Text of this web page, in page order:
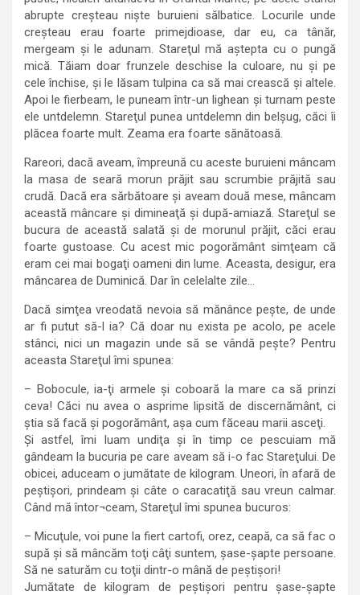
abrupte creşteau nişte buruieni sălbatice. Locurile unde
creşteau erau foarte primejdioase, dar eu, ca tânăr,
mergeam şi le adunam. Stareţul mă aştepta cu o pungă
mică. Tăiam doar frunzele deschise la culoare, nu şi pe
cele închise, şi le lăsam tulpina ca să mai crească şi altele.
Apoi le fierbeam, le puneam într-un lighean şi turnam peste
ele untdelemn. Stareţul punea untdelemn din belşug, căci îi
plăcea foarte mult. Zeama era foarte sănătoasă.
Rareori, dacă aveam, împreună cu aceste buruieni mâncam
la masa de seară morun prăjit sau scrumbie prăjită sau
crudă. Dacă era sărbătoare şi aveam două mese, mâncam
această mâncare şi dimineaţă şi după-amiază. Stareţul se
bucura de această salată şi de morunul prăjit, căci erau
foarte gustoase. Cu acest mic pogorământ simţeam că
eram cei mai bogaţi oameni din lume. Aceasta, desigur, era
mâncarea de Duminică. Dar în celelalte zile…
Dacă simţea vreodată nevoia să mănânce peşte, de unde
ar fi putut să-l ia? Că doar nu exista pe acolo, pe acele
stânci, nici un magazin unde să se vândă peşte? Pentru
aceasta Stareţul îmi spunea:
– Bobocule, ia-ţi armele şi coboară la mare ca să prinzi
ceva! Căci nu avea o asprime lipsită de discernământ, ci
ştia să facă şi pogorământ, aşa cum făceau marii asceţi.
Şi astfel, îmi luam undiţa şi în timp ce pescuiam mă
gândeam la bucuria pe care aveam să i-o fac Stareţului. De
obicei, aduceam o jumătate de kilogram. Uneori, în afară de
peştişori, prindeam şi câte o caracatiţă sau vreun calmar.
Când mă întor¬ceam, Stareţul îmi spunea bucuros:
– Micuţule, voi pune la fiert cartofi, orez, ceapă, ca să fac o
supă şi să mâncăm toţi câţi suntem, şase-şapte persoane.
Să ne saturăm cu toţii dintr-o mână de peştişori!
Jumătate de kilogram de peştişori pentru şase-şapte